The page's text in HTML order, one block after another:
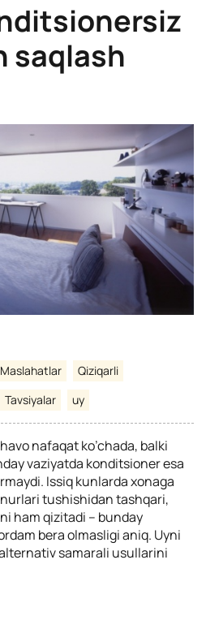
saqlash
Maslahatlar
Qiziqarli
Tavsiyalar uy
nafaqat ko’chada, balki
vaziyatda konditsioner esa
Issiq kunlarda xonaga
nurlari tushishidan tashqari,
ham qizitadi – bunday
bera olmasligi aniq. Uyni
samarali usullarini